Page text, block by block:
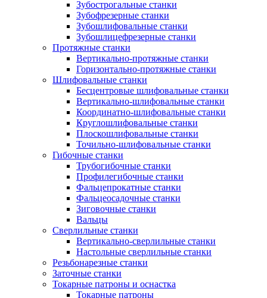
Зубострогальные станки
Зубофрезерные станки
Зубошлифовальные станки
Зубошлицефрезерные станки
Протяжные станки
Вертикально-протяжные станки
Горизонтально-протяжные станки
Шлифовальные станки
Бесцентровые шлифовальные станки
Вертикально-шлифовальные станки
Координатно-шлифовальные станки
Круглошлифовальные станки
Плоскошлифовальные станки
Точильно-шлифовальные станки
Гибочные станки
Трубогибочные станки
Профилегибочные станки
Фальцепрокатные станки
Фальцеосадочные станки
Зиговочные станки
Вальцы
Сверлильные станки
Вертикально-сверлильные станки
Настольные сверлильные станки
Резьбонарезные станки
Заточные станки
Токарные патроны и оснастка
Токарные патроны